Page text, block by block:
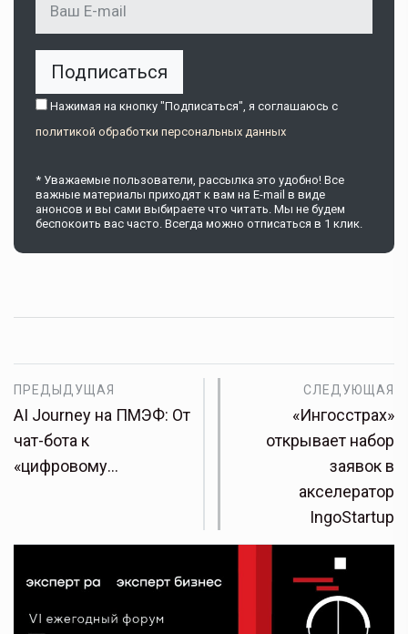
Подписаться
Нажимая на кнопку "Подписаться", я соглашаюсь c
политикой обработки персональных данных
* Уважаемые пользователи, рассылка это удобно! Все
важные материалы приходят к вам на E-mail в виде
анонсов и вы сами выбираете что читать. Мы не будем
беспокоить вас часто. Всегда можно отписаться в 1 клик.
ПРЕДЫДУЩАЯ
AI Journey на ПМЭФ: От
чат-бота к
«цифровому…
СЛЕДУЮЩАЯ
«Ингосстрах»
открывает набор
заявок в
акселератор
IngoStartup